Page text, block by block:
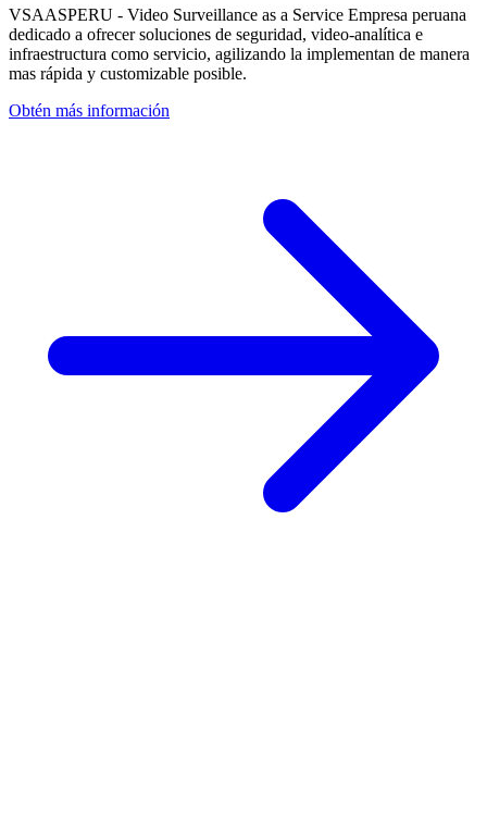
VSAASPERU - Video Surveillance as a Service Empresa peruana
dedicado a ofrecer soluciones de seguridad, video-analítica e
infraestructura como servicio, agilizando la implementan de manera
mas rápida y customizable posible.
Obtén más información